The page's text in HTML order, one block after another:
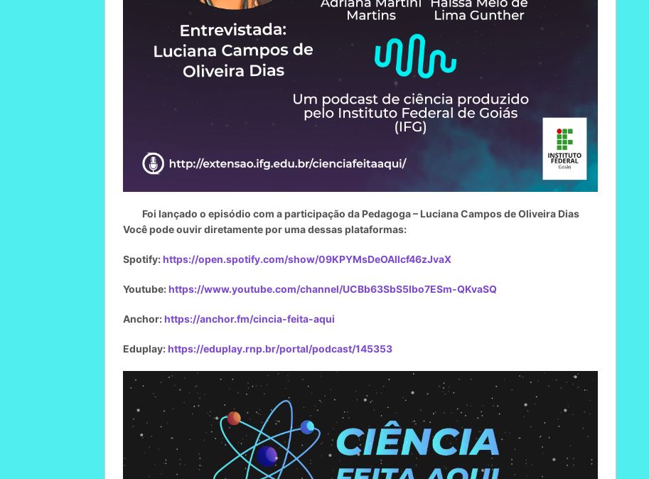
Foi lançado o episódio com a participação da Pedagoga – Luciana Campos de Oliveira Dias
Você pode ouvir diretamente por uma dessas plataformas:
Spotify:https://open.spotify.com/show/09KPYMsDeOAllcf46zJvaX
Youtube:https://www.youtube.com/channel/UCBb63SbS5lbo7ESm-QKvaSQ
Anchor:https://anchor.fm/cincia-feita-aqui
Eduplay:https://eduplay.rnp.br/portal/podcast/145353